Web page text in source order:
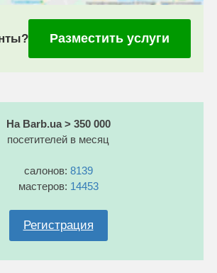
Разместить услуги
На Barb.ua > 350 000
посетителей в месяц
салонов: 8139
мастеров: 14453
Регистрация